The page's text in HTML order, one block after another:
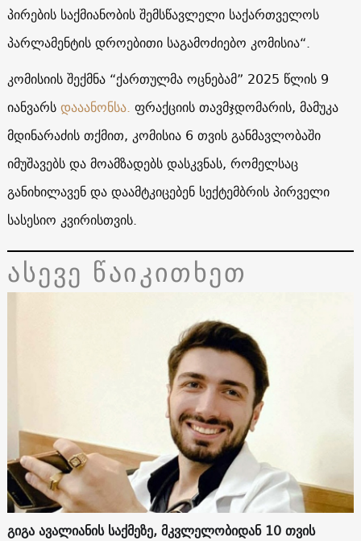
პირების საქმიანობის შემსწავლელი საქართველოს
პარლამენტის დროებითი საგამოძიებო კომისია“.
კომისიის შექმნა “ქართულმა ოცნებამ” 2025 წლის 9
იანვარსდააანონსა. ფრაქციის თავმჯდომარის, მამუკა
მდინარაძის თქმით, კომისია 6 თვის განმავლობაში
იმუშავებს და მოამზადებს დასკვნას, რომელსაც
განიხილავენ და დაამტკიცებენ სექტემბრის პირველი
სასესიო კვირისთვის.
ასევე წაიკითხეთ
გიგა ავალიანის საქმეზე, მკვლელობიდან 10 თვის